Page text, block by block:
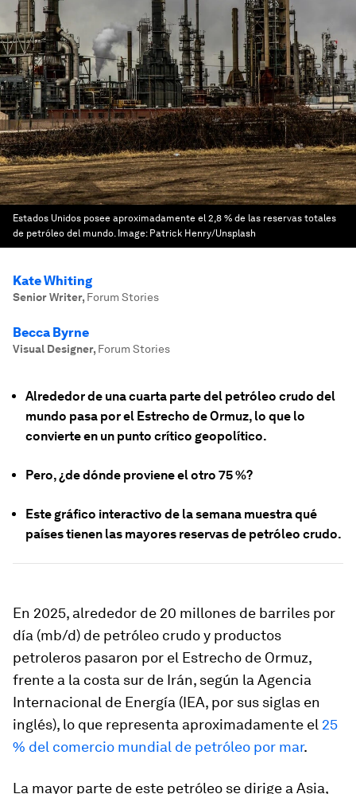
Estados Unidos posee aproximadamente el 2,8 % de las reservas totales
de petróleo del mundo. Image: Patrick Henry/Unsplash
Kate Whiting
Senior Writer, Forum Stories
Becca Byrne
Visual Designer, Forum Stories
Alrededor de una cuarta parte del petróleo crudo del
mundo pasa por el Estrecho de Ormuz, lo que lo
convierte en un punto crítico geopolítico.
Pero, ¿de dónde proviene el otro 75 %?
Este gráfico interactivo de la semana muestra qué
países tienen las mayores reservas de petróleo crudo.
En 2025, alrededor de 20 millones de barriles por
día (mb/d) de petróleo crudo y productos
petroleros pasaron por el Estrecho de Ormuz,
frente a la costa sur de Irán, según la Agencia
Internacional de Energía (IEA, por sus siglas en
inglés), lo que representa aproximadamente el 25
% del comercio mundial de petróleo por mar.
La mayor parte de este petróleo se dirige a Asia,